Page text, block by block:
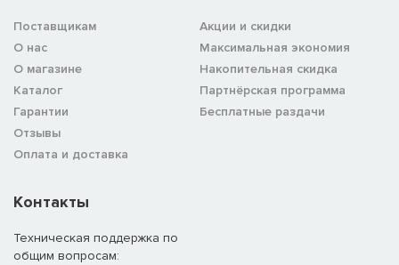
Поставщикам
О нас
О магазине
Каталог
Гарантии
Отзывы
Оплата и доставка
Акции и скидки
Максимальная экономия
Накопительная скидка
Партнёрская программа
Бесплатные раздачи
Контакты
Техническая поддержка по
общим вопросам: